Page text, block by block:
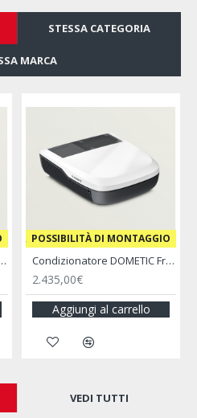
STESSA CATEGORIA
MARCA
FJZ4 1700 | Senza Diffusore
‎ ‎ POSSIBILITÀ DI MONTAGGIO
Condizionatore DOMETIC Freshjet FJZ4 2200 | Senza Diffusore
2.435,00€
Aggiungi al carrello
VEDI TUTTI